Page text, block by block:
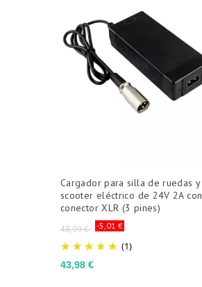
Precio
base
48,99 € -5,01 €
(1)
Precio
43,98 €
Cargador para silla de ruedas y
scooter eléctrico de 24V 2A con
conector XLR (3 pines)